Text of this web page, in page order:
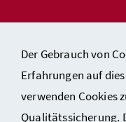
Der Gebrauch von
Erfahrungen auf
verwenden Cookies
Qualitätssicherung.